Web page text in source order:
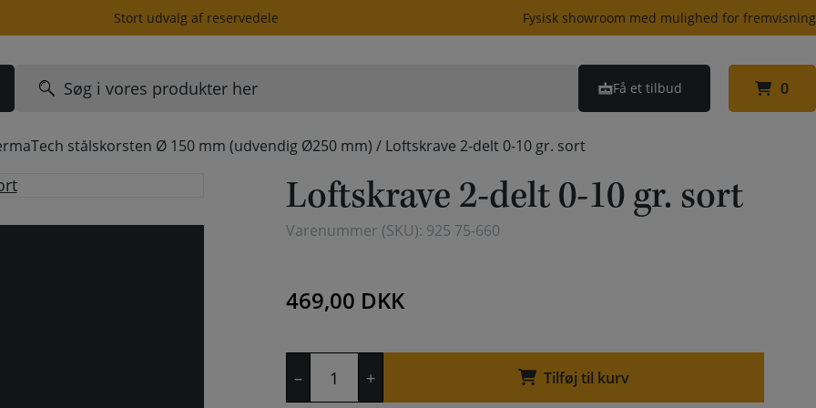
Stort udvalg af reservedele Fysisk showroom med mulighed for fremvisning
Søg
efter:
Få et tilbud 0
0
stålskorsten Ø 150 mm (udvendig Ø250 mm) / Loftskrave 2-delt 0-10 gr. sort
Loftskrave 2-delt 0-10 gr. sort
Varenummer (SKU): 925 75-660
469,00 DKK
–
2-
+ Tilføj til kurv